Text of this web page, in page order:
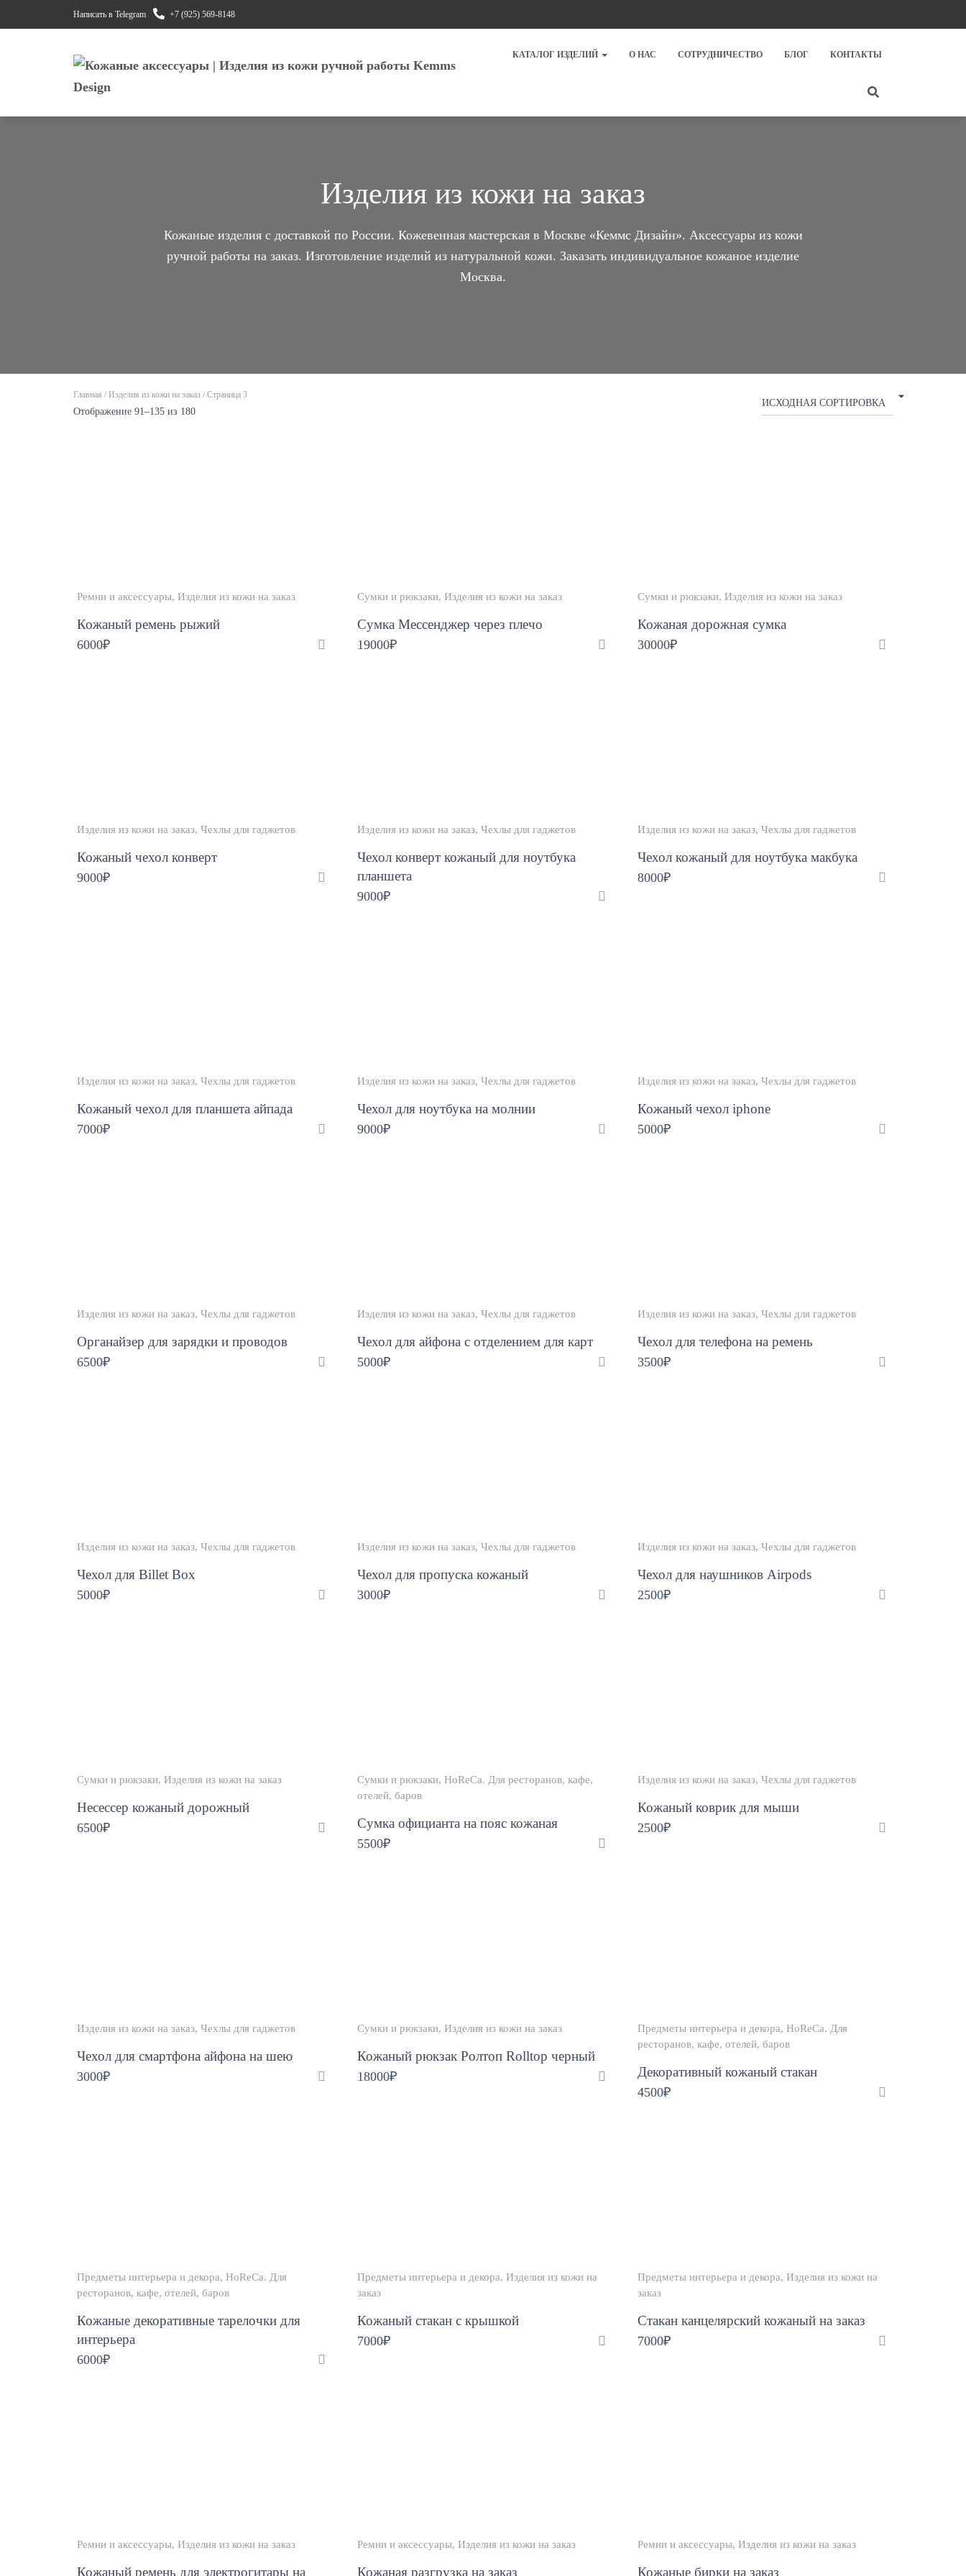
Написать в Telegram +7 (925) 569-8148
КАТАЛОГ ИЗДЕЛИЙ О НАС СОТРУДНИЧЕСТВО БЛОГ КОНТАКТЫ
Изделия из кожи на заказ
Кожаные изделия с доставкой по России. Кожевенная мастерская в Москве «Кеммс Дизайн». Аксессуары из кожи
ручной работы на заказ. Изготовление изделий из натуральной кожи. Заказать индивидуальное кожаное изделие
Москва.
Главная / Изделия из кожи на заказ / Страница 3
Отображение 91–135 из 180
Ремни и аксессуары Изделия из кожи на заказ
Кожаный ремень рыжий
6000₽
Сумки и рюкзаки Изделия из кожи на заказ
Сумка Мессенджер через плечо
19000₽
Сумки и рюкзаки Изделия из кожи на заказ
Кожаная дорожная сумка
30000₽
Изделия из кожи на заказ Чехлы для гаджетов
Кожаный чехол конверт
9000₽
Изделия из кожи на заказ Чехлы для гаджетов
Чехол конверт кожаный для ноутбука
планшета
9000₽
Изделия из кожи на заказ Чехлы для гаджетов
Чехол кожаный для ноутбука макбука
8000₽
Изделия из кожи на заказ Чехлы для гаджетов
Кожаный чехол для планшета айпада
7000₽
Изделия из кожи на заказ Чехлы для гаджетов
Чехол для ноутбука на молнии
9000₽
Изделия из кожи на заказ Чехлы для гаджетов
Кожаный чехол iphone
5000₽
Изделия из кожи на заказ Чехлы для гаджетов
Органайзер для зарядки и проводов
6500₽
Изделия из кожи на заказ Чехлы для гаджетов
Чехол для айфона с отделением для карт
5000₽
Изделия из кожи на заказ Чехлы для гаджетов
Чехол для телефона на ремень
3500₽
Изделия из кожи на заказ Чехлы для гаджетов
Чехол для Billet Box
5000₽
Изделия из кожи на заказ Чехлы для гаджетов
Чехол для пропуска кожаный
3000₽
Изделия из кожи на заказ Чехлы для гаджетов
Чехол для наушников Airpods
2500₽
Сумки и рюкзаки Изделия из кожи на заказ
Несессер кожаный дорожный
6500₽
Сумки и рюкзаки HoReCa. Для ресторанов, кафе,
отелей, баров
Сумка официанта на пояс кожаная
5500₽
Изделия из кожи на заказ Чехлы для гаджетов
Кожаный коврик для мыши
2500₽
Изделия из кожи на заказ Чехлы для гаджетов
Чехол для смартфона айфона на шею
3000₽
Сумки и рюкзаки Изделия из кожи на заказ
Кожаный рюкзак Ролтоп Rolltop черный
18000₽
Предметы интерьера и декора HoReCa. Для
ресторанов, кафе, отелей, баров
Декоративный кожаный стакан
4500₽
Предметы интерьера и декора HoReCa. Для
ресторанов, кафе, отелей, баров
Кожаные декоративные тарелочки для
интерьера
6000₽
Предметы интерьера и декора Изделия из кожи на
заказ
Кожаный стакан с крышкой
7000₽
Предметы интерьера и декора Изделия из кожи на
заказ
Стакан канцелярский кожаный на заказ
7000₽
Ремни и аксессуары Изделия из кожи на заказ
Кожаный ремень для электрогитары на
Ремни и аксессуары Изделия из кожи на заказ
Кожаная разгрузка на заказ
Ремни и аксессуары Изделия из кожи на заказ
Кожаные бирки на заказ